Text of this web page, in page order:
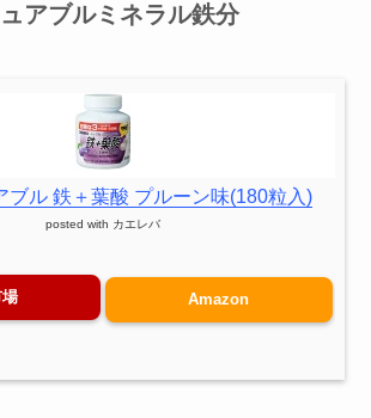
アブルミネラル鉄分
ブル 鉄＋葉酸 プルーン味(180粒入)
posted with カエレバ
Amazon